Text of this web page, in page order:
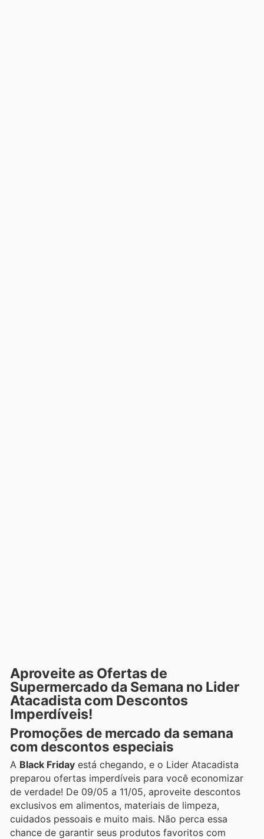
Aproveite as Ofertas de
Supermercado da Semana no Lider
Atacadista com Descontos
Imperdíveis!
Promoções de mercado da semana
com descontos especiais
A Black Friday está chegando, e o Lider Atacadista
preparou ofertas imperdíveis para você economizar
de verdade! De 09/05 a 11/05, aproveite descontos
exclusivos em alimentos, materiais de limpeza,
cuidados pessoais e muito mais. Não perca essa
chance de garantir seus produtos favoritos com